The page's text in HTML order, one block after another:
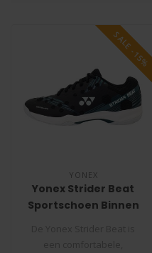
SALE -15%
YONEX
Yonex Strider Beat
Sportschoen Binnen